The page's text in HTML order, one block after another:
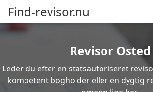
Find-revisor.nu
Revisor Osted
Leder du efter en statsautoriseret
kompetent bogholder eller en dygtig